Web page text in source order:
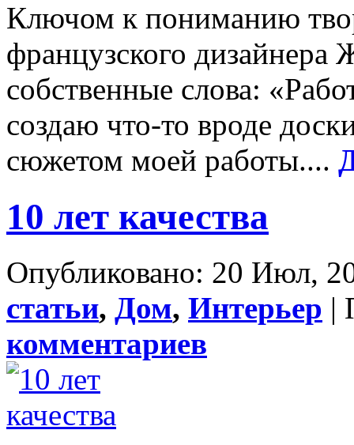
Ключом к пониманию
французского дизайнера
собственные слова:
создаю что-то вроде
сюжетом моей работы....
10 лет качества
Опубликовано: 20 Июл,
статьи, Дом, Интерьер |
комментариев